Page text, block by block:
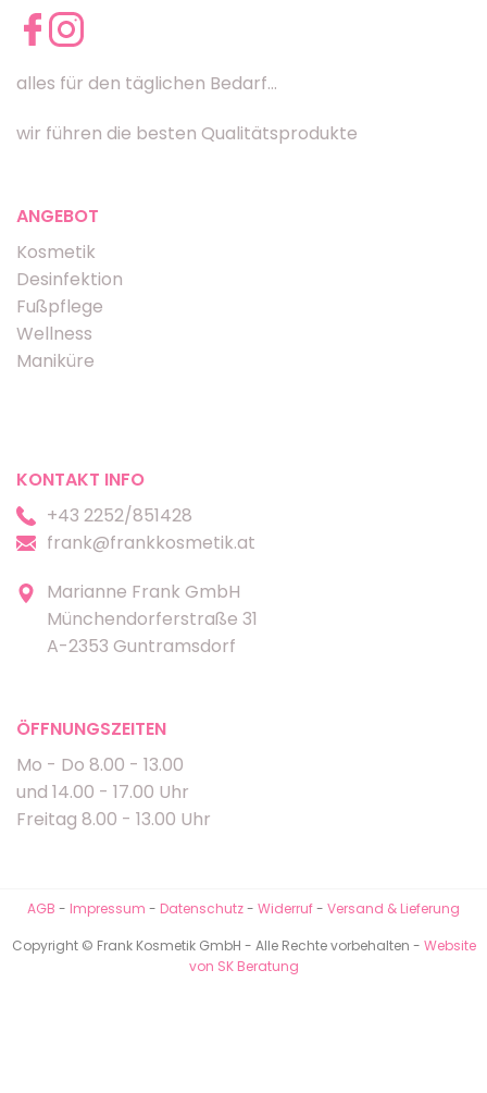
alles für den täglichen Bedarf...
wir führen die besten Qualitätsprodukte
ANGEBOT
Kosmetik
Desinfektion
Fußpflege
Wellness
Maniküre
KONTAKT INFO
+43 2252/851428
frank@frankkosmetik.at
Marianne Frank GmbH
Münchendorferstraße 31
A-2353 Guntramsdorf
ÖFFNUNGSZEITEN
Mo - Do 8.00 - 13.00
und 14.00 - 17.00 Uhr
Freitag 8.00 - 13.00 Uhr
AGB - Impressum - Datenschutz- Widerruf- Versand & Lieferung
Copyright © Frank Kosmetik GmbH - Alle Rechte vorbehalten - Website
von SK Beratung